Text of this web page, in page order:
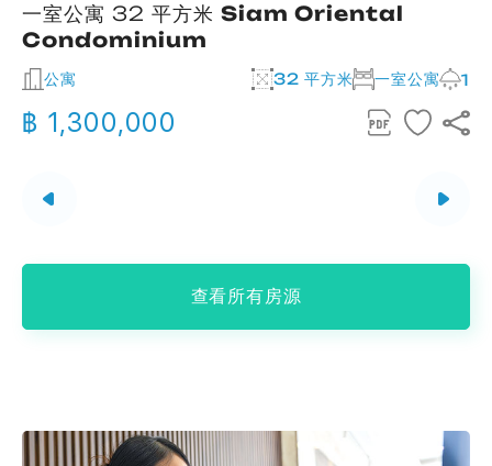
一室公寓 32 平方米 Siam Oriental
Condominium
公寓 32 平方米 一室公寓 1
฿ 1,300,000
查看所有房源